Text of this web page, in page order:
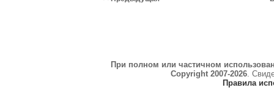
При полном или частичном
Copyright 2007-2026.
Правила